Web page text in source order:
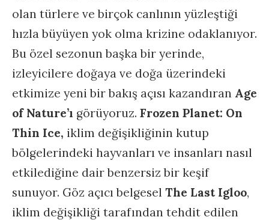
olan türlere ve birçok canlının yüzleştiği
hızla büyüyen yok olma krizine odaklanıyor.
Bu özel sezonun başka bir yerinde,
izleyicilere doğaya ve doğa üzerindeki
etkimize yeni bir bakış açısı kazandıran Age
of Nature’ı görüyoruz. Frozen Planet: On
Thin Ice, iklim değişikliğinin kutup
bölgelerindeki hayvanları ve insanları nasıl
etkilediğine dair benzersiz bir keşif
sunuyor. Göz açıcı belgesel The Last Igloo,
iklim değişikliği tarafından tehdit edilen